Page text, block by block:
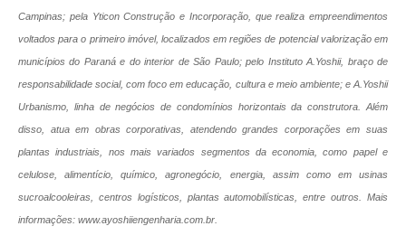
Campinas; pela Yticon Construção e Incorporação, que realiza empreendimentos
voltados para o primeiro imóvel, localizados em regiões de potencial valorização em
municípios do Paraná e do interior de São Paulo; pelo Instituto A.Yoshii, braço de
responsabilidade social, com foco em educação, cultura e meio ambiente; e A.Yoshii
Urbanismo, linha de negócios de condomínios horizontais da construtora. Além
disso, atua em obras corporativas, atendendo grandes corporações em suas
plantas industriais, nos mais variados segmentos da economia, como papel e
celulose, alimentício, químico, agronegócio, energia, assim como em usinas
sucroalcooleiras, centros logísticos, plantas automobilísticas, entre outros. Mais
informações: www.ayoshiiengenharia.com.br.